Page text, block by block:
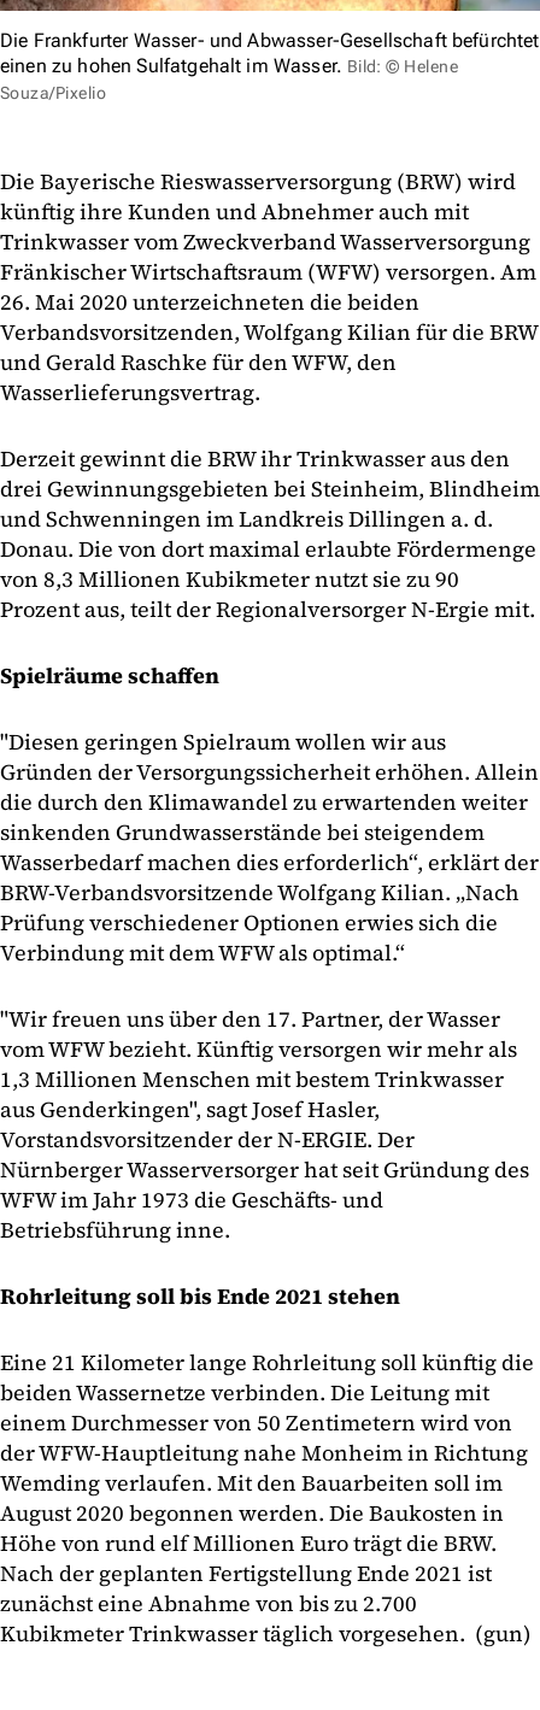
Die Frankfurter Wasser- und Abwasser-Gesellschaft befürchtet
einen zu hohen Sulfatgehalt im Wasser. Bild: © Helene
Souza/Pixelio
Die Bayerische Rieswasserversorgung (BRW) wird
künftig ihre Kunden und Abnehmer auch mit
Trinkwasser vom Zweckverband Wasserversorgung
Fränkischer Wirtschaftsraum (WFW) versorgen. Am
26. Mai 2020 unterzeichneten die beiden
Verbandsvorsitzenden, Wolfgang Kilian für die BRW
und Gerald Raschke für den WFW, den
Wasserlieferungsvertrag.
Derzeit gewinnt die BRW ihr Trinkwasser aus den
drei Gewinnungsgebieten bei Steinheim, Blindheim
und Schwenningen im Landkreis Dillingen a. d.
Donau. Die von dort maximal erlaubte Fördermenge
von 8,3 Millionen Kubikmeter nutzt sie zu 90
Prozent aus, teilt der Regionalversorger N-Ergie mit.
Spielräume schaffen
"Diesen geringen Spielraum wollen wir aus
Gründen der Versorgungssicherheit erhöhen. Allein
die durch den Klimawandel zu erwartenden weiter
sinkenden Grundwasserstände bei steigendem
Wasserbedarf machen dies erforderlich“, erklärt der
BRW-Verbandsvorsitzende Wolfgang Kilian. „Nach
Prüfung verschiedener Optionen erwies sich die
Verbindung mit dem WFW als optimal.“
"Wir freuen uns über den 17. Partner, der Wasser
vom WFW bezieht. Künftig versorgen wir mehr als
1,3 Millionen Menschen mit bestem Trinkwasser
aus Genderkingen", sagt Josef Hasler,
Vorstandsvorsitzender der N-ERGIE. Der
Nürnberger Wasserversorger hat seit Gründung des
WFW im Jahr 1973 die Geschäfts- und
Betriebsführung inne.
Rohrleitung soll bis Ende 2021 stehen
Eine 21 Kilometer lange Rohrleitung soll künftig die
beiden Wassernetze verbinden. Die Leitung mit
einem Durchmesser von 50 Zentimetern wird von
der WFW-Hauptleitung nahe Monheim in Richtung
Wemding verlaufen. Mit den Bauarbeiten soll im
August 2020 begonnen werden. Die Baukosten in
Höhe von rund elf Millionen Euro trägt die BRW.
Nach der geplanten Fertigstellung Ende 2021 ist
zunächst eine Abnahme von bis zu 2.700
Kubikmeter Trinkwasser täglich vorgesehen. (gun)